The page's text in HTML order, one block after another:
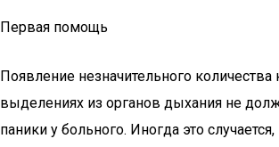
Первая помощь
Появление незначительного количества
выделениях из органов дыхания не
паники у больного. Иногда это